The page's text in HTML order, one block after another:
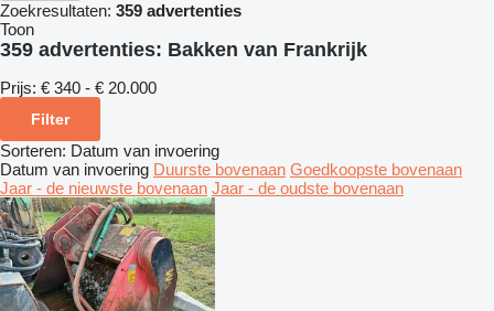
Zoekresultaten: 359 advertenties
Toon
359 advertenties: Bakken van Frankrijk
Prijs: € 340 - € 20.000
Filter
Sorteren: Datum van invoering
Datum van invoering Duurste bovenaan Goedkoopste bovenaan
Jaar - de nieuwste bovenaan Jaar - de oudste bovenaan